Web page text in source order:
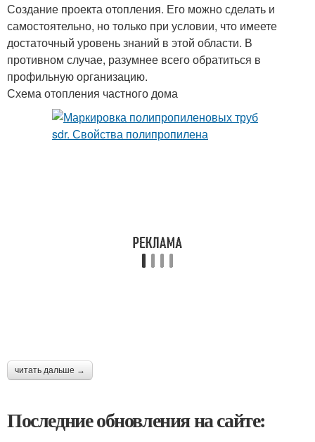
Создание проекта отопления. Его можно сделать и
самостоятельно, но только при условии, что имеете
достаточный уровень знаний в этой области. В
противном случае, разумнее всего обратиться в
профильную организацию.
Схема отопления частного дома
читать дальше →
Последние обновления на сайте: